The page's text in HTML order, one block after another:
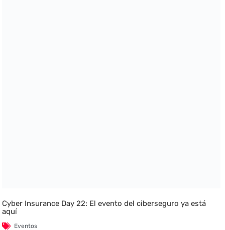
Cyber Insurance Day 22: El evento del ciberseguro ya está
aquí
Eventos